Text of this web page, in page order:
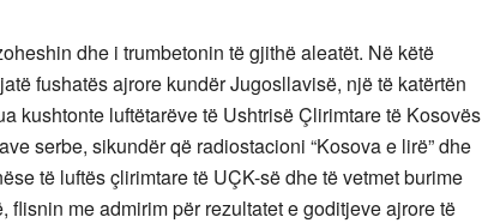
dhe i trumbetonin të gjithë aleatët. Në këtë
fushatës ajrore kundër Jugosllavisë, një të katërtën
kushtonte luftëtarëve të Ushtrisë Çlirimtare të Kosovës
serbe, sikundër që radiostacioni “Kosova e lirë” dhe
të luftës çlirimtare të UÇK-së dhe të vetmet burime
flisnin me admirim për rezultatet e goditjeve ajrore të